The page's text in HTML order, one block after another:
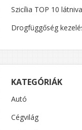
Szicília TOP 10
Drogfüggőség
KATEGÓRIÁK
Autó
Cégvilág